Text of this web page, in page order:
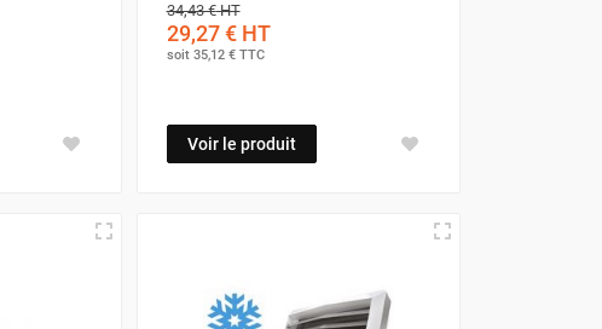
34,43 €HT
29,27 €HT
soit 35,12 €TTC
Voir le produit